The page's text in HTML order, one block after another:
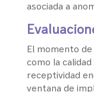
asociada a
El momento
como la
receptividad
ventana de